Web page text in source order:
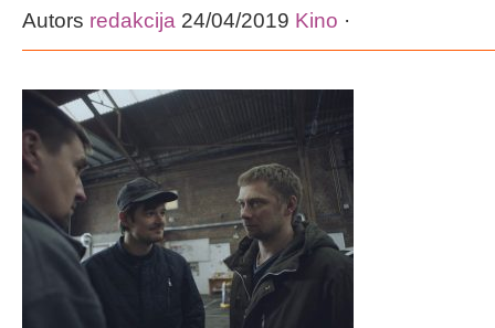
Autors redakcija 24/04/2019 Kino ·